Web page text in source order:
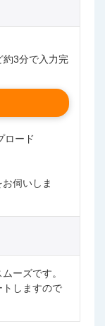
3分で入力完
ロード
伺いしま
ーズです。
しますので